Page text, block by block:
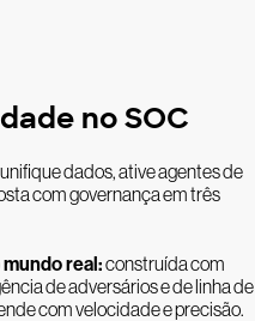
no SOC
unifique dados, ative agentes de
com governança em três
real:construída com
de adversários e de linha de
com velocidade e precisão.